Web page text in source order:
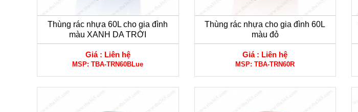
Thùng rác nhựa 60L cho gia đình
màu XANH DA TRỜI
Giá : Liên hệ
MSP:TBA-TRN60BLue
Thùng rác nhựa cho gia đình 60L
màu đỏ
Giá : Liên hệ
MSP:TBA-TRN60R